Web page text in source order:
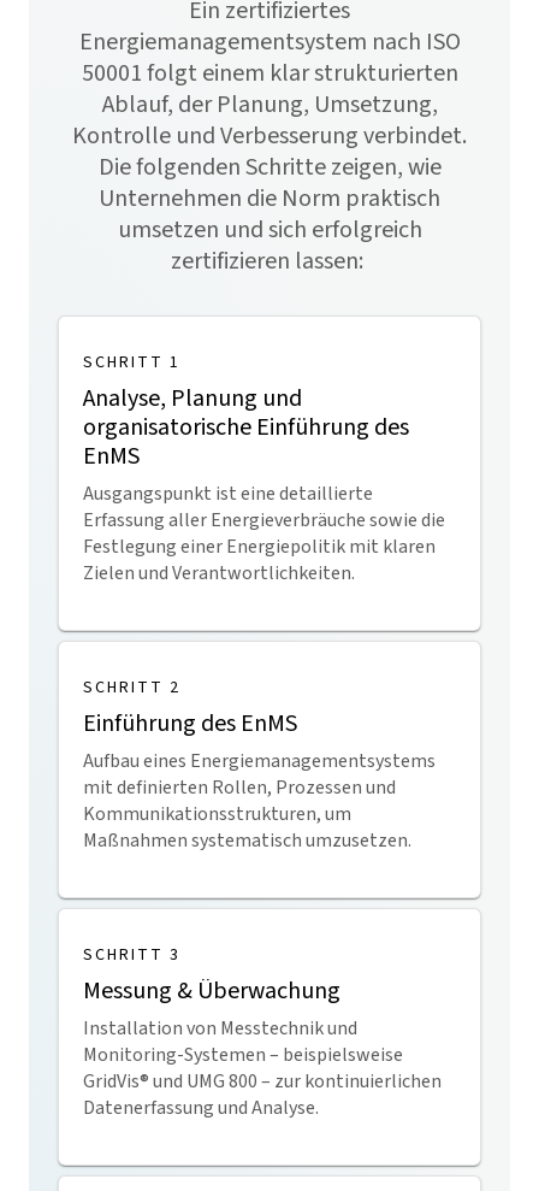
Ein zertifiziertes
Energiemanagementsystem nach ISO
50001 folgt einem klar strukturierten
Ablauf, der Planung, Umsetzung,
Kontrolle und Verbesserung verbindet.
Die folgenden Schritte zeigen, wie
Unternehmen die Norm praktisch
umsetzen und sich erfolgreich
zertifizieren lassen:
SCHRITT 1
Analyse, Planung und
organisatorische Einführung des
EnMS
Ausgangspunkt ist eine detaillierte
Erfassung aller Energieverbräuche sowie die
Festlegung einer Energiepolitik mit klaren
Zielen und Verantwortlichkeiten.
SCHRITT 2
Einführung des EnMS
Aufbau eines Energiemanagementsystems
mit definierten Rollen, Prozessen und
Kommunikationsstrukturen, um
Maßnahmen systematisch umzusetzen.
SCHRITT 3
Messung & Überwachung
Installation von Messtechnik und
Monitoring-Systemen – beispielsweise
GridVis® und UMG 800 – zur kontinuierlichen
Datenerfassung und Analyse.